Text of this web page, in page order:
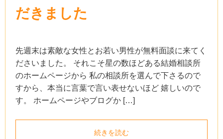
だきました
先週末は素敵な女性とお若い男性が無料面談に来てく
ださいました。 それこそ星の数ほどある結婚相談所
のホームページから 私の相談所を選んで下さるので
すから、本当に言葉で言い表せないほど 嬉しいので
す。 ホームページやブログか […]
続きを読む